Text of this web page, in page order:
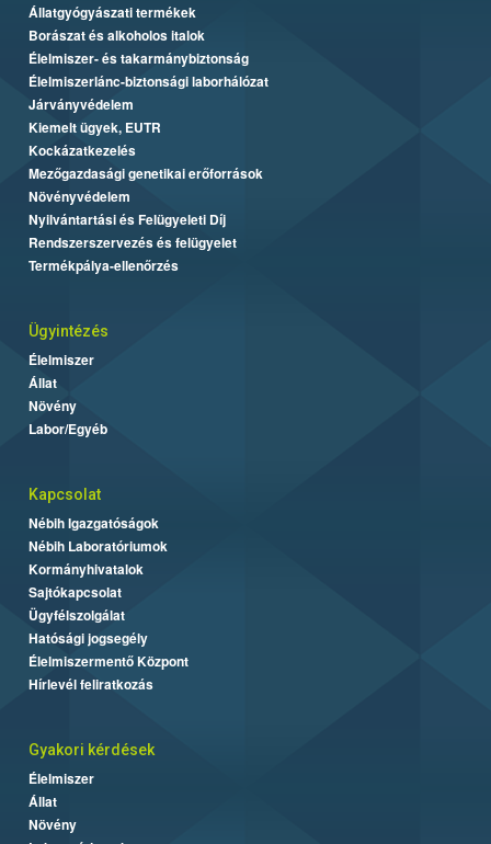
Állatgyógyászati termékek
Borászat és alkoholos italok
Élelmiszer- és takarmánybiztonság
Élelmiszerlánc-biztonsági laborhálózat
Járványvédelem
Kiemelt ügyek, EUTR
Kockázatkezelés
Mezőgazdasági genetikai erőforrások
Növényvédelem
Nyilvántartási és Felügyeleti Díj
Rendszerszervezés és felügyelet
Termékpálya-ellenőrzés
Ügyintézés
Élelmiszer
Állat
Növény
Labor/Egyéb
Kapcsolat
Nébih Igazgatóságok
Nébih Laboratóriumok
Kormányhivatalok
Sajtókapcsolat
Ügyfélszolgálat
Hatósági jogsegély
Élelmiszermentő Központ
Hírlevél feliratkozás
Gyakori kérdések
Élelmiszer
Állat
Növény